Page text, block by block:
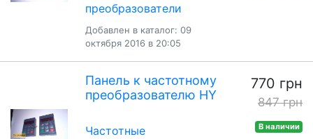
преобразователи
Добавлен в каталог: 09
октября 2016 в 20:05
Панель к частотному
преобразователю HY
Частотные
770 грн
847 грн
В наличии